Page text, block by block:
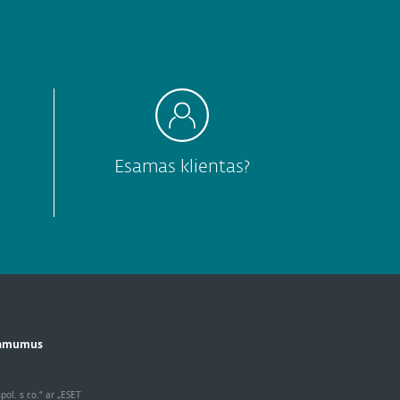
Esamas klientas?
s r.o.“ ar „ESET